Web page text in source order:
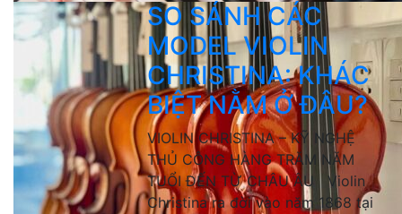
SO SÁNH CÁC
MODEL VIOLIN
CHRISTINA: KHÁC
BIỆT NẰM Ở ĐÂU?
VIOLIN CHRISTINA – KỸ NGHỆ
THỦ CÔNG HÀNG TRĂM NĂM
TUỔI ĐẾN TỪ CHÂU ÂU Violin
Christina ra đời vào năm 1868 tại